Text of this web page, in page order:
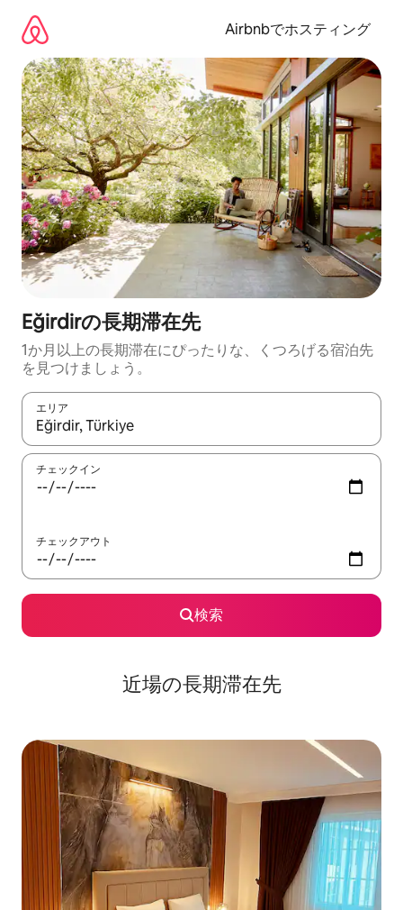
Airbnbでホスティング
Eğirdirの長期滞在先
1か月以上の長期滞在にぴったりな、くつろげる宿泊先
を見つけましょう。
エリア
検索結果が表示されたら、上下の矢印キーを使って移動するか
チェックイン
チェックアウト
検索
近場の長期滞在先